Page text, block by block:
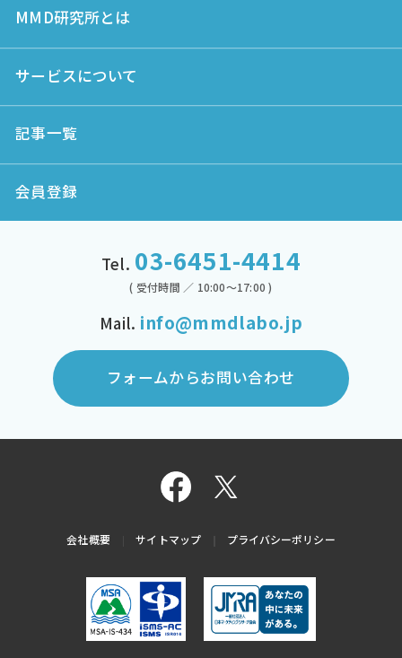
MMD研究所とは
サービスについて
記事一覧
会員登録
Tel. 03-6451-4414
( 受付時間 ／ 10:00～17:00 )
Mail. info@mmdlabo.jp
フォームからお問い合わせ
会社概要 サイトマップ プライバシーポリシー